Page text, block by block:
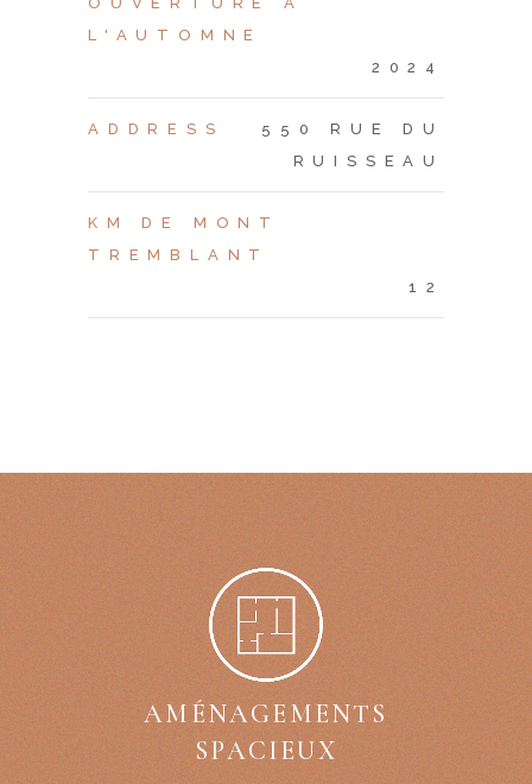
L'AUTOMNE
2024
ADDRESS
550 RUE DU
RUISSEAU
KM DE MONT
TREMBLANT
12
AMÉNAGEMENTS
SPACIEUX